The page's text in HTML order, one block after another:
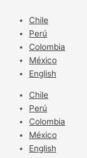
contenido
Chile
Perú
Colombia
México
English
Chile
Perú
Colombia
México
English